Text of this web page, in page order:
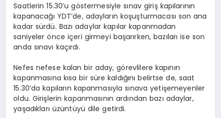
Saatlerin 15.30’u göstermesiyle sınav giriş kapılarının
kapanacağı YDT’de, adayların koşuşturmacası son ana
kadar sürdü. Bazı adaylar kapılar kapanmadan
saniyeler önce içeri girmeyi başarırken, bazıları ise son
anda sınavı kaçırdı.
Nefes nefese kalan bir aday, görevlilere kapının
kapanmasına kısa bir süre kaldığını belirtse de, saat
15.30’da kapıların kapanmasıyla sınava yetişemeyenler
oldu. Girişlerin kapanmasının ardından bazı adaylar,
yaşadıkları üzüntüyü dile getirdi.